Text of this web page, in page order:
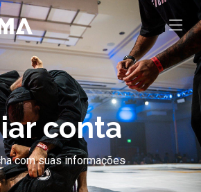
conta
com suas informações